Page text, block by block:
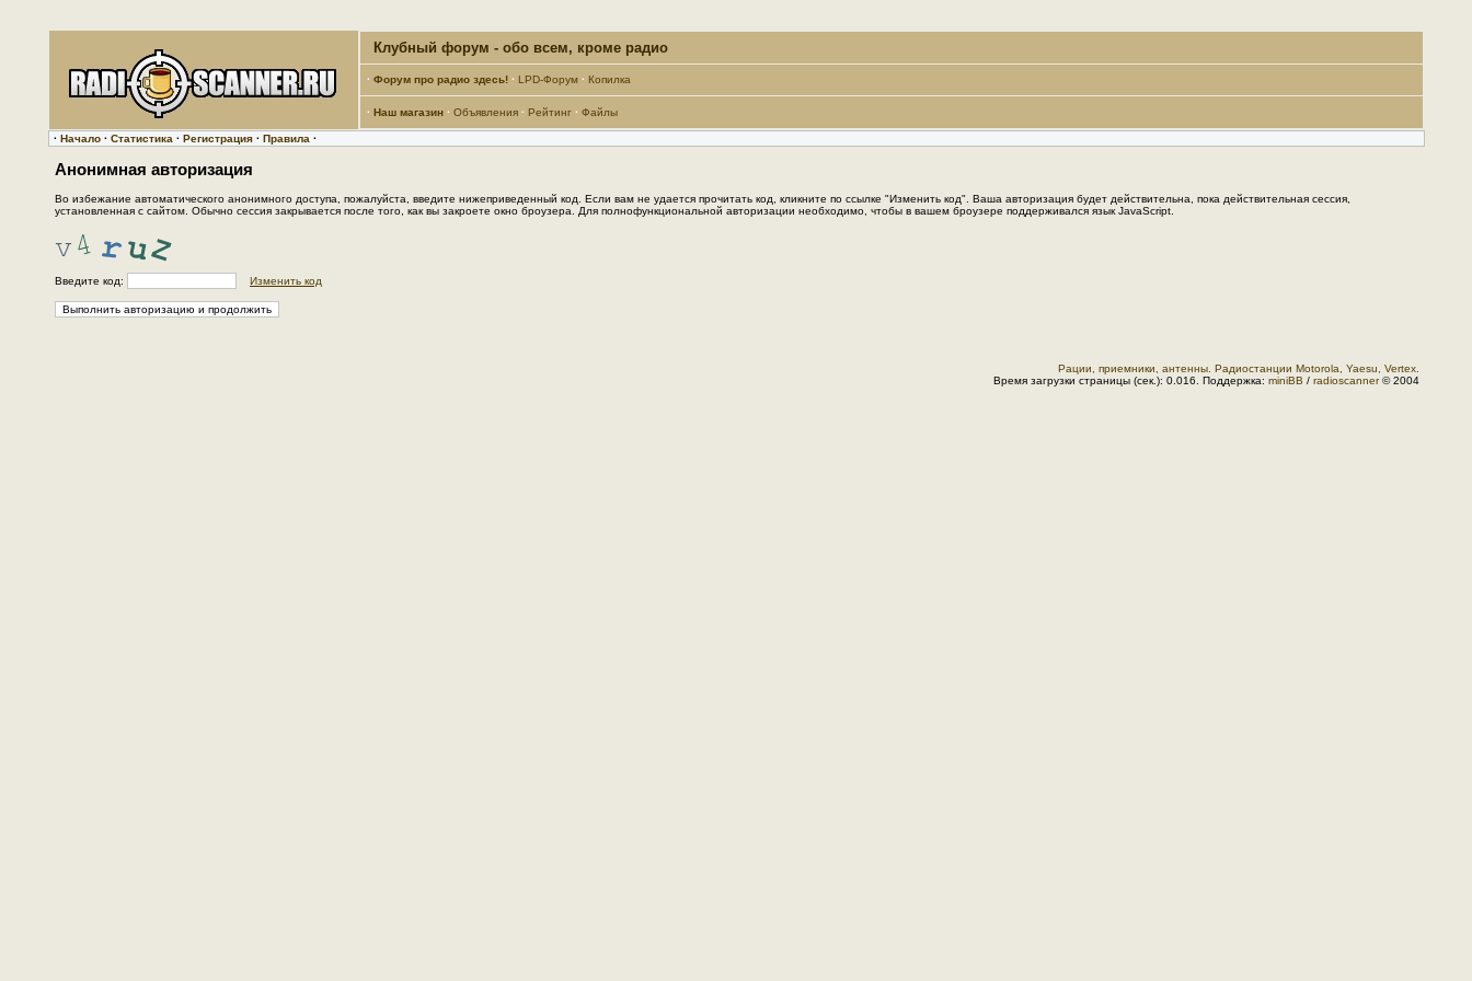
Клубный форум - обо всем, кроме радио
· Форум про радио здесь! · LPD-Форум · Копилка
· Наш магазин · Объявления · Рейтинг · Файлы
· Начало· Статистика · Регистрация· Правила ·
Анонимная авторизация
Во избежание автоматического анонимного доступа, пожалуйста, введите нижеприведенный код. Если вам не удается прочитать код, кликните по ссылке "Изменить код". Ваша авторизация будет действительна, пока действительная сессия,
установленная с сайтом. Обычно сессия закрывается после того, как вы закроете окно броузера. Для полнофункциональной авторизации необходимо, чтобы в вашем броузере поддерживался язык JavaScript.
Введите код: Изменить код
Рации, приемники, антенны. Радиостанции Motorola, Yaesu, Vertex.
Время загрузки страницы (сек.): 0.016. Поддержка: miniBB / radioscanner© 2004